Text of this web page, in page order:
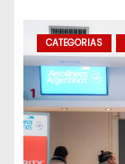
CATEGORIAS